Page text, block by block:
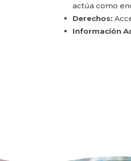
actúa como
Derechos:
Información